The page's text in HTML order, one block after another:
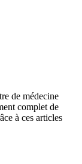
de médecine
complet de
à ces articles